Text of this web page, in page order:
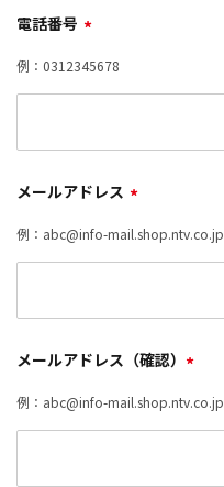
電話番号 *
例：0312345678
メールアドレス *
例：abc@info-mail.shop.ntv.co.jp
メールアドレス（確認） *
例：abc@info-mail.shop.ntv.co.jp